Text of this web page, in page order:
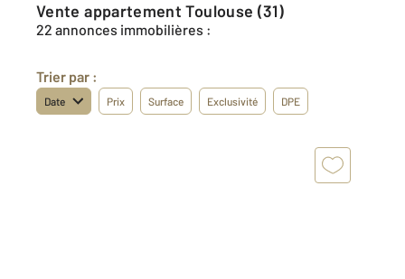
Vente appartement Toulouse (31)
22 annonces immobilières :
Trier par :
Date Prix Surface Exclusivité DPE